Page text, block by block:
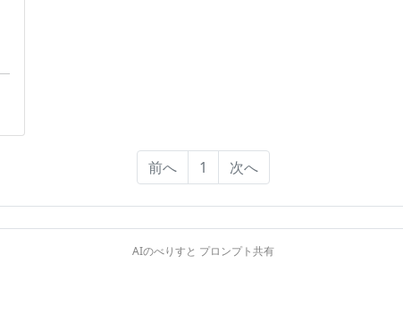
前へ 1 次へ
AIのべりすと プロンプト共有